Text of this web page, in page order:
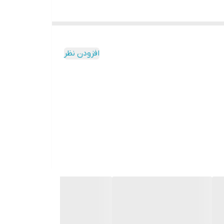
افزودن نظر